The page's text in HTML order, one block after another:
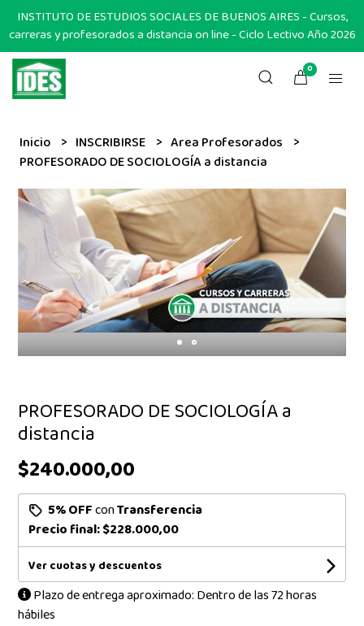
INSTITUTO DE ESTUDIOS SOCIALES DE BUENOS AIRES - Cursos,
carreras y profesorados a distancia on line - Ciclo Lectivo Año 2026
0
Inicio INSCRIBIRSE
Area Profesorados
PROFESORADO DE SOCIOLOGÍA a distancia
PROFESORADO DE SOCIOLOGÍA a
distancia
$240.000,00
5% OFFconTransferencia
Precio final:$228.000,00
Ver cuotas y descuentos
Plazo de entrega aproximado: Dentro de las 72 horas
hábiles